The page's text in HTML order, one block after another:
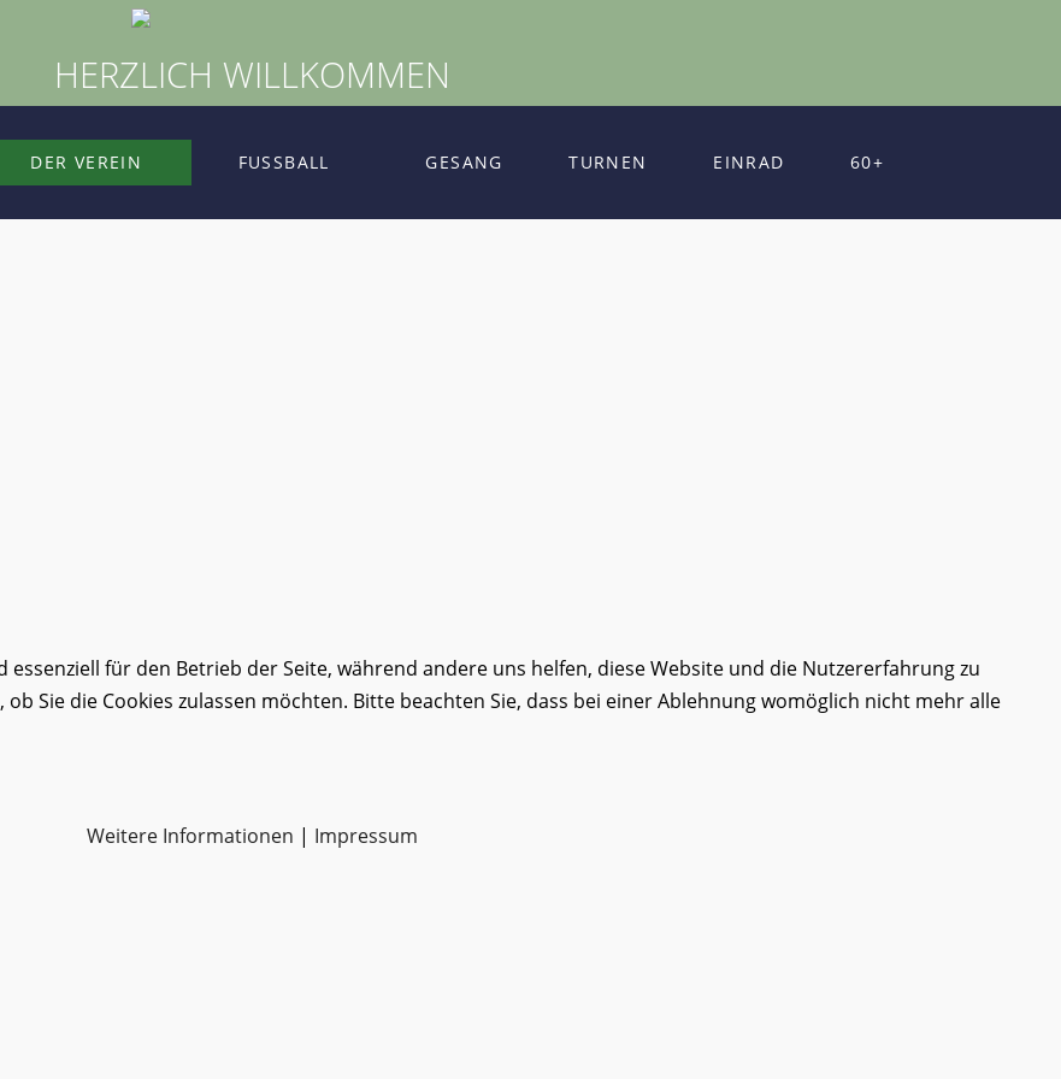
HERZLICH WILLKOMMEN
DER VEREIN FUSSBALL GESANG TURNEN EINRAD 60+
für den Betrieb der Seite, während andere uns helfen, diese Website und die Nutzererfahrung zu
Sie die Cookies zulassen möchten. Bitte beachten Sie, dass bei einer Ablehnung womöglich nicht mehr alle
Weitere Informationen | Impressum